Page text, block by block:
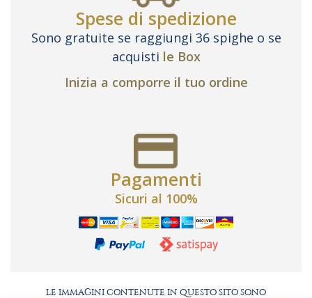
Spese di spedizione
Sono gratuite se raggiungi 36 spighe o se
acquisti le Box
Inizia a comporre il tuo ordine
Pagamenti
Sicuri al 100%
LE IMMAGINI CONTENUTE IN QUESTO SITO SONO